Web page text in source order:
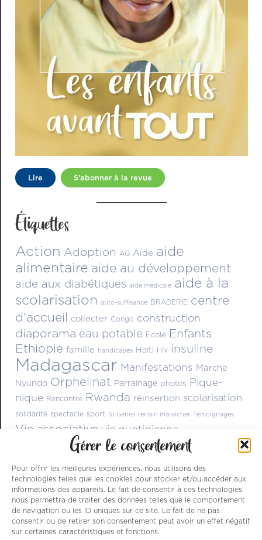
Gérer le consentement
Pour offrir les meilleures expériences, nous utilisons des
technologies telles que les cookies pour stocker et/ou accéder aux
informations des appareils. Le fait de consentir à ces technologies
nous permettra de traiter des données telles que le comportement
de navigation ou les ID uniques sur ce site. Le fait de ne pas
consentir ou de retirer son consentement peut avoir un effet négatif
sur certaines caractéristiques et fonctions.
Lire S’abonner à la revue
Étiquettes
Action Adoption AG Aide aide
alimentaire aide au développement
aide aux diabétiques aide médicale aide à la
scolarisation auto-suffisance BRADERIE centre
d'accueil collecter Congo construction
diaporama eau potable Ecole Enfants
Ethiopie famille handicapés Haïti Hiv insuline
Madagascar Manifestations Marche
Nyundo Orphelinat Parrainage photos Pique-
nique Rencontre Rwanda réinsertion scolarisation
solidarité spectacle sport St Genes terrain maraîcher Témoignages
Vie associative vie quotidienne